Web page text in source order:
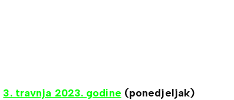
3. travnja 2023. godine (ponedjeljak)